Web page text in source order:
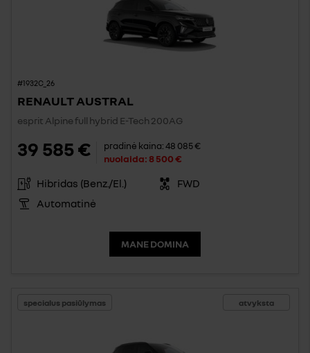
#1932C_26
RENAULT AUSTRAL
esprit Alpine full hybrid E-Tech 200AG
39 585 € pradinė kaina:48 085 €
nuolaida:8 500 €
Hibridas (Benz./El.)
FWD
Automatinė
MANE DOMINA
atvyksta
specialus pasiūlymas